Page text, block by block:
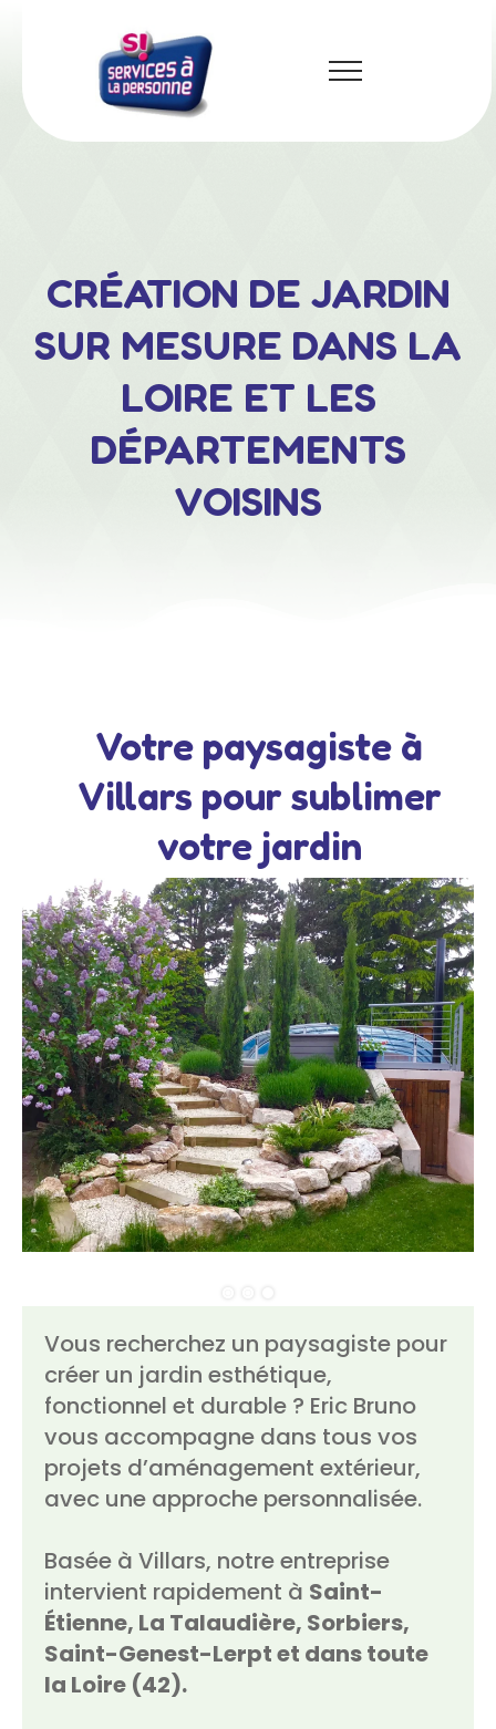
CRÉATION DE JARDIN
SUR MESURE DANS LA
LOIRE ET LES
DÉPARTEMENTS
VOISINS
Votre paysagiste à
Villars pour sublimer
votre jardin
Vous recherchez un paysagiste pour
créer un jardin esthétique,
fonctionnel et durable ? Eric Bruno
vous accompagne dans tous vos
projets d’aménagement extérieur,
avec une approche personnalisée.
Basée à Villars, notre entreprise
intervient rapidement à Saint-
Étienne, La Talaudière, Sorbiers,
Saint-Genest-Lerpt et dans toute
la Loire (42).